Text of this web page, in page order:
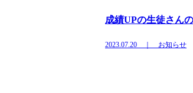
成績UPの生徒さん
2023.07.20 ｜ お知らせ